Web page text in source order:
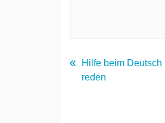
Hilfe beim
reden